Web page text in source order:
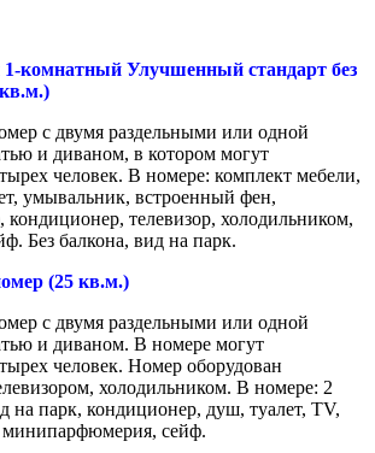
комнатный Улучшенный стандарт без
с двумя раздельными или одной
и диваном, в котором могут
человек. В номере: комплект мебели,
умывальник, встроенный фен,
телевизор, холодильником,
Без балкона, вид на парк.
(25 кв.м.)
с двумя раздельными или одной
и диваном. В номере могут
человек. Номер оборудован
холодильником. В номере: 2
на парк, кондиционер, душ, туалет, TV,
сейф.